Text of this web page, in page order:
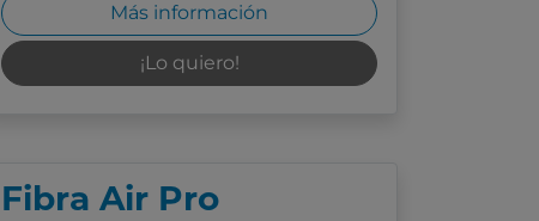
Más información
¡Lo quiero!
Fibra Air Pro